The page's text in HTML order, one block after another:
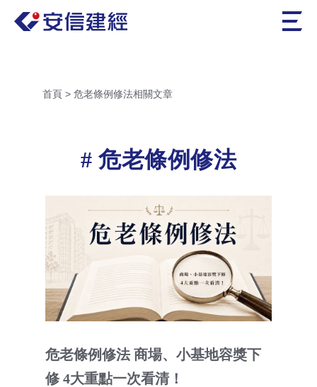
首頁 > 危老條例修法相關文章
危老條例修法
危老條例修法 商場、小基地容獎下
修 4大重點一次看清！